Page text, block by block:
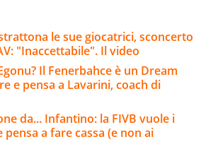
le sue giocatrici, sconcerto
"Inaccettabile". Il video
Il Fenerbahce è un Dream
e pensa a Lavarini, coach di
da... Infantino: la FIVB vuole i
a fare cassa (e non ai